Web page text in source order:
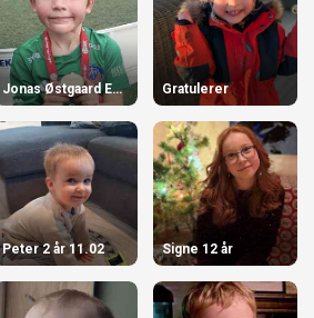
Jonas Østgaard Engjaberg 8 år. Gratulerer
Peter 2 år 11.02 Signe 12 år